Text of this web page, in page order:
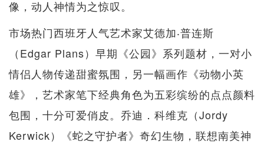
像，动人神情为之惊叹。
市场热门西班牙人气艺术家艾德加‧普连斯
（Edgar Plans）早期《公园》系列题材，一对小
情侣人物传递甜蜜氛围，另一幅画作《动物小英
雄》，艺术家笔下经典角色为五彩缤纷的点点颜料
包围，十分可爱俏皮。乔迪．科维克（Jordy
Kerwick）《蛇之守护者》奇幻生物，联想南美神